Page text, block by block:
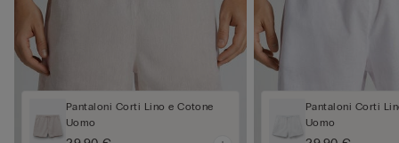
Pantaloni Corti Lino e Cotone
Uomo
Pantaloni Corti
Uomo